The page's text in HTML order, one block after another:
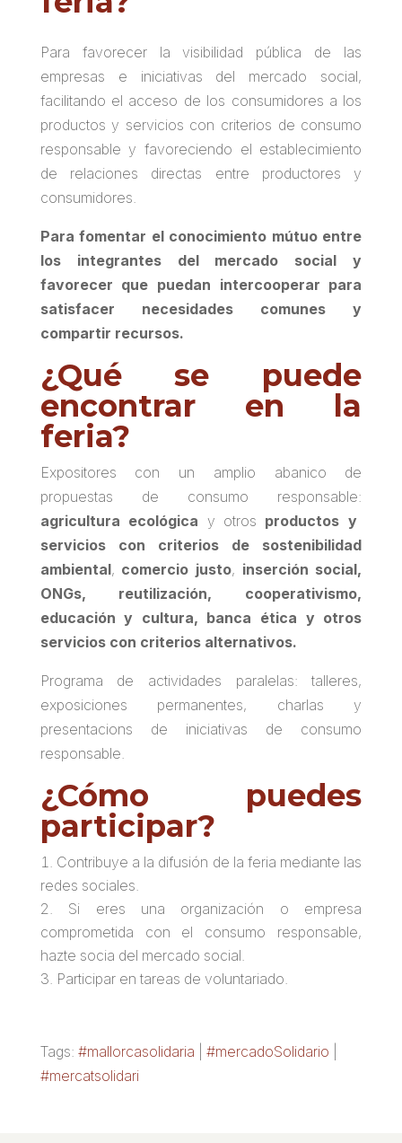
Para favorecer la visibilidad pública de las
empresas e iniciativas del mercado social,
facilitando el acceso de los consumidores a los
productos y servicios con criterios de consumo
responsable y favoreciendo el establecimiento
de relaciones directas entre productores y
consumidores.
Para fomentar el conocimiento mútuo entre
los integrantes del mercado social y
favorecer que puedan intercooperar para
satisfacer necesidades comunes y
compartir recursos.
¿Qué se puede
encontrar en la
feria?
Expositores con un amplio abanico de
propuestas de consumo responsable:
agricultura ecológica y otros productos y
servicios con criterios de sostenibilidad
ambiental, comercio justo, inserción social,
ONGs, reutilización, cooperativismo,
educación y cultura, banca ética y otros
servicios con criterios alternativos.
Programa de actividades paralelas: talleres,
exposiciones permanentes, charlas y
presentacions de iniciativas de consumo
responsable.
¿Cómo puedes
participar?
Contribuye a la difusión de la feria mediante las
redes sociales.
Si eres una organización o empresa
comprometida con el consumo responsable,
hazte socia del mercado social.
Participar en tareas de voluntariado.
Tags: #mallorcasolidaria #mercadoSolidario
#mercatsolidari